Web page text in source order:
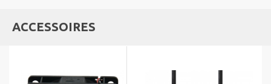
ACCESSOIRES